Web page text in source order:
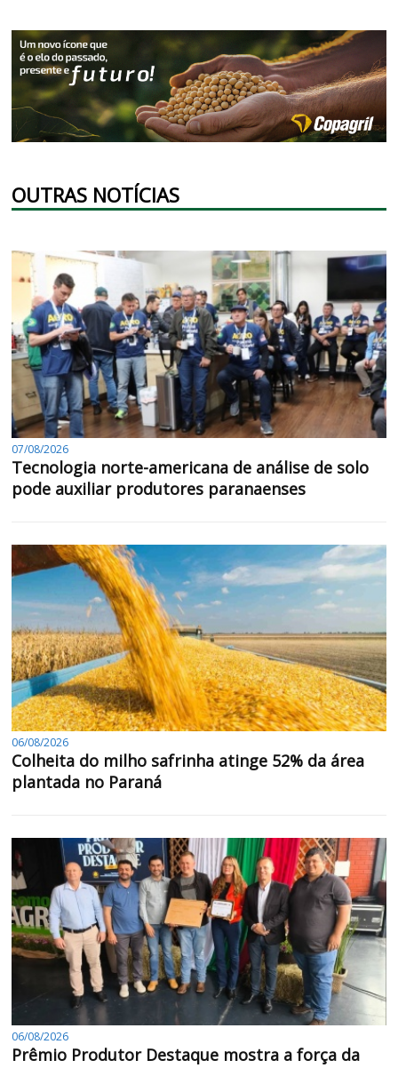
OUTRAS NOTÍCIAS
07/08/2026
Tecnologia norte-americana de análise de solo
pode auxiliar produtores paranaenses
06/08/2026
Colheita do milho safrinha atinge 52% da área
plantada no Paraná
06/08/2026
Prêmio Produtor Destaque mostra a força da